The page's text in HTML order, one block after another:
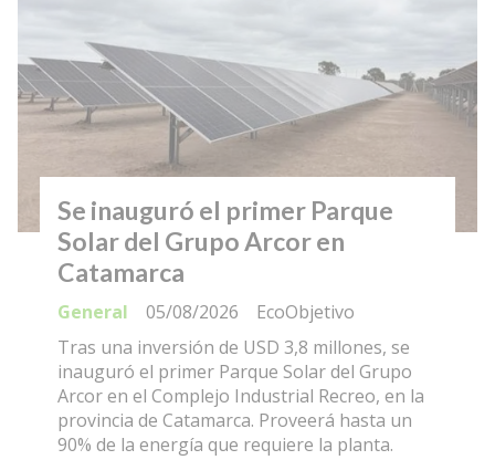
Se inauguró el primer Parque
Solar del Grupo Arcor en
Catamarca
EcoObjetivo
General
05/08/2026
Tras una inversión de USD 3,8 millones, se
inauguró el primer Parque Solar del Grupo
Arcor en el Complejo Industrial Recreo, en la
provincia de Catamarca. Proveerá hasta un
90% de la energía que requiere la planta.